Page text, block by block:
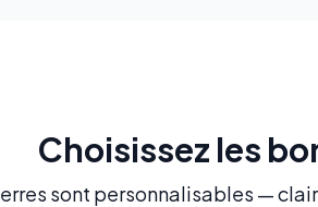
Choisissez les
sont personnalisables —